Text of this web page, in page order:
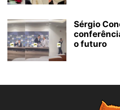
Sérgio
o futuro